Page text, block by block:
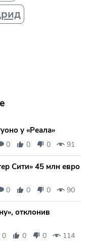
у «Реала»
0 0 0 91
Сити» 45 млн евро
0 0 0 90
отклонив
0 0 0 114